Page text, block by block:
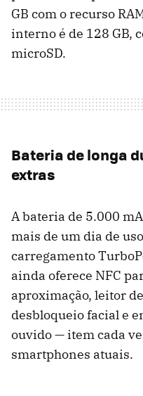
GB com o recurso
interno é de 128 GB,
microSD.
Bateria de longa
extras
A bateria de 5.000
mais de um dia de
carregamento
ainda oferece NFC
aproximação, leitor
desbloqueio facial e
ouvido — item cada
smartphones atuais.